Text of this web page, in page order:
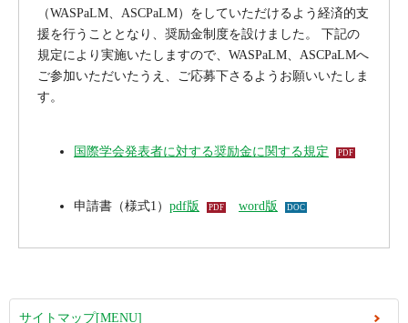
（WASPaLM、ASCPaLM）をしていただけるよう経済的支
援を行うこととなり、奨励金制度を設けました。 下記の
規定により実施いたしますので、WASPaLM、ASCPaLMへ
ご参加いただいたうえ、ご応募下さるようお願いいたしま
す。
国際学会発表者に対する奨励金に関する規定
申請書（様式1） pdf版 word版
サイトマップ[MENU]